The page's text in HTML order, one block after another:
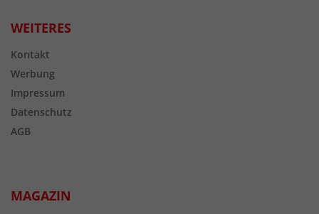
WEITERES
Kontakt
Werbung
Impressum
Datenschutz
AGB
MAGAZIN